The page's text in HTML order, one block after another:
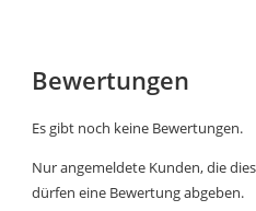
Bewertungen
Es gibt noch keine Bewertungen.
Nur angemeldete Kunden, die
dürfen eine Bewertung abgeben.